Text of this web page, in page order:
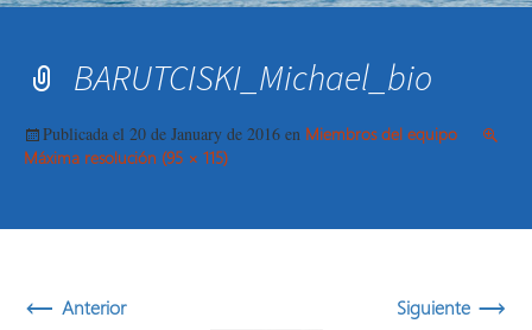
BARUTCISKI_Michael_bio
Publicada el 20 de January de 2016 en Miembros del equipo
Máxima resolución (95 × 115)
← Anterior Siguiente →